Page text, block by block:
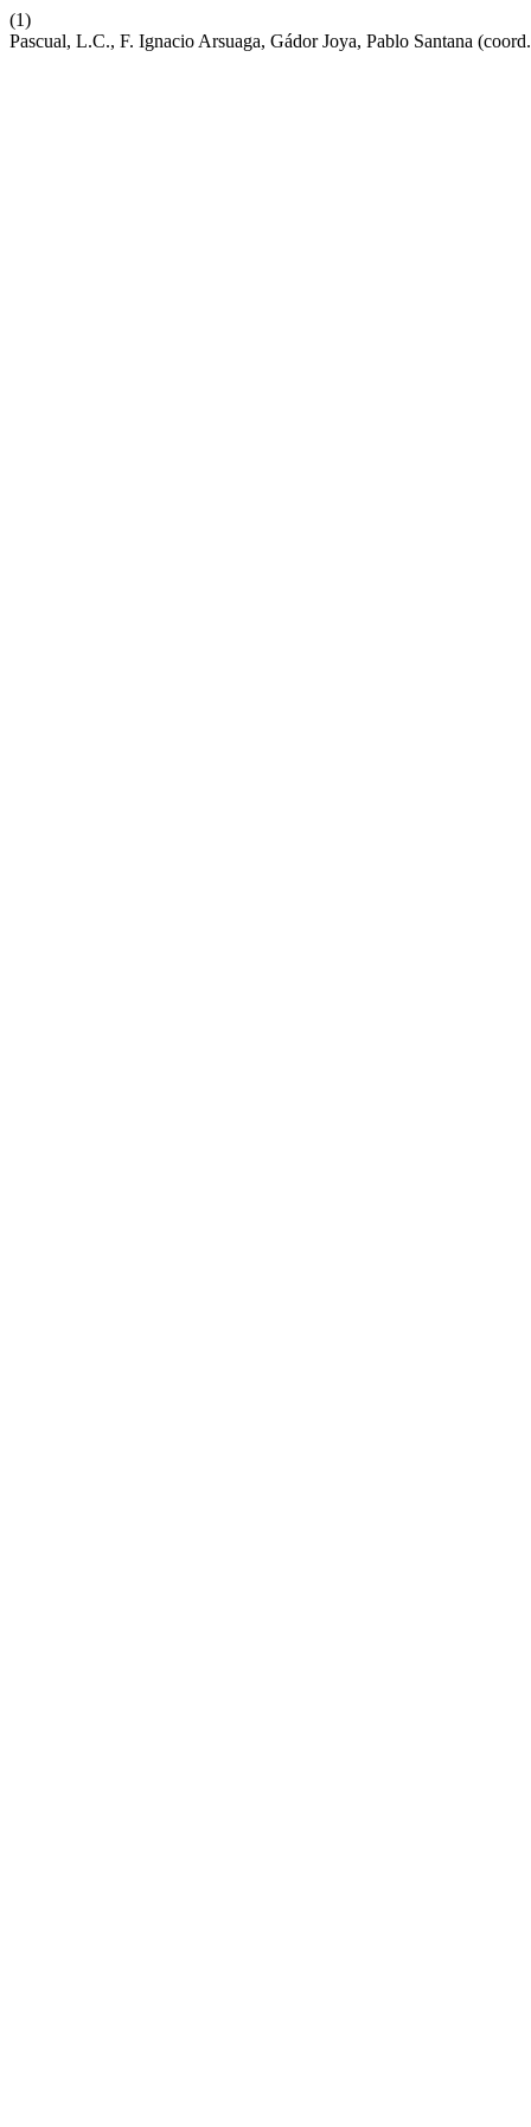
(1)
Pascual, L.C., F. Ignacio Arsuaga, Gádor Joya, Pablo Santana